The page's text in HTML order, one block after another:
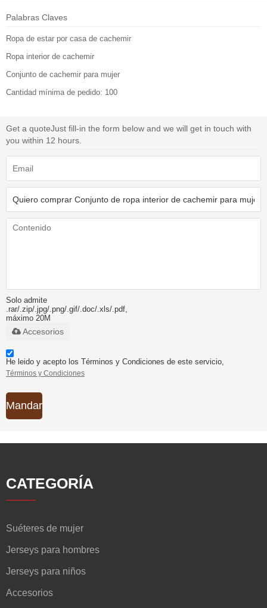
Palabras Claves
Ropa de estar por casa de cachemir
Ropa interior de cachemir
Conjunto de cachemir para mujer
Cantidad mínima de pedido: 100
Get a quoteJust fill-in the form below and we will get in touch with
you within 12 hours.
Solo admite
.rar/.zip/.jpg/.png/.gif/.doc/.xls/.pdf,
máximo 20M
Accesorios
He leido y acepto los Términos y Condiciones de este servicio,
Términos y Condiciones
Mandar
CATEGORÍA
Suéteres de mujer
Jerseys para hombres
Jerseys para niños
Accesorios